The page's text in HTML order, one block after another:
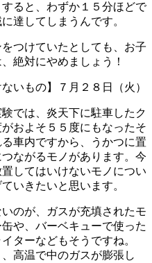
ると、わずか１５分ほどで
達してしまうんです。
つけていたとしても、お子
絶対にやめましょう！
いもの】７月２８日（火）
では、炎天下に駐車したク
およそ５５度にもなったそ
車内ですから、うかつに置
ながるモノがあります。今
してはいけないモノについ
いきたいと思います。
のが、ガスが充填されたモ
や、バーベキューで使った
ターなどもそうですね。
高温で中のガスが膨張し